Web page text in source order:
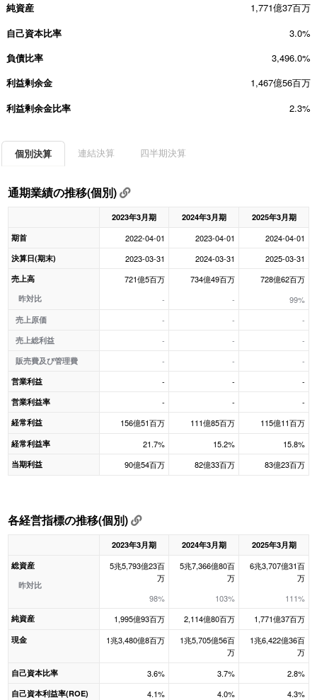
純資産
1,771億37百万
自己資本比率
3.0%
負債比率
3,496.0%
利益剰余金
1,467億56百万
利益剰余金比率
2.3%
個別決算 連結決算 四半期決算
通期業績の推移(個別)
2023年3月期 2024年3月期
2025年3月期
期首
2022-04-01 2023-04-01 2024-04-01
決算日(期末) 2023-03-31 2024-03-31 2025-03-31
売上高
昨対比
721億5百万
-
734億49百万
-
728億62百万
99%
売上原価 - - -
売上総利益 - - -
販売費及び管理費 - - -
営業利益 - - -
営業利益率 - - -
経常利益 156億51百万 111億85百万 115億11百万
経常利益率 21.7% 15.2% 15.8%
当期利益 90億54百万 82億33百万 83億23百万
各経営指標の推移(個別)
2023年3月期 2024年3月期
2025年3月期
総資産
昨対比
5兆5,793億23百
万
98%
5兆7,366億80百
万
103%
6兆3,707億31百
万
111%
純資産 1,995億93百万 2,114億80百万 1,771億37百万
現金 1兆3,480億8百万
1兆5,705億56百
万
1兆6,422億36百
万
自己資本比率 3.6% 3.7% 2.8%
自己資本利益率(ROE) 4.1% 4.0% 4.3%